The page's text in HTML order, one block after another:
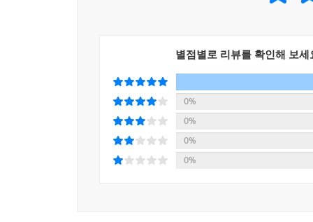
별점별로 리뷰를 확인해 보세
0%
0%
0%
0%